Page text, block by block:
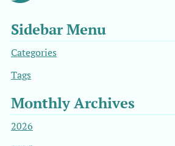
Sidebar Menu
Categories
Tags
Monthly Archives
2026